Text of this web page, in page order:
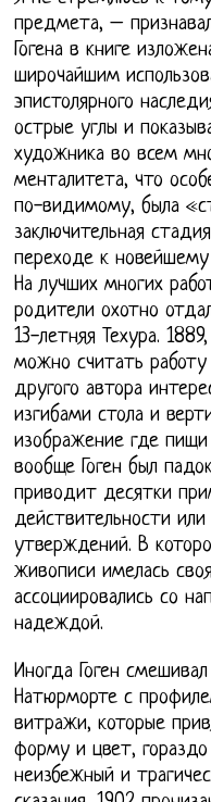
предмета, –
Гогена в книге
широчайшим
эпистолярного
острые углы и
художника во всем
менталитета, что
по-видимому, была
заключительная
переходе к
На лучших многих
родители охотно
13-летняя Техура.
можно считать работу
другого автора
изгибами стола и
изображение где
вообще Гоген был
приводит десятки
действительности
утверждений. В
живописи имелась
ассоциировались со
надеждой.
Иногда Гоген
Натюрморте с
витражи, которые
форму и цвет,
неизбежный и